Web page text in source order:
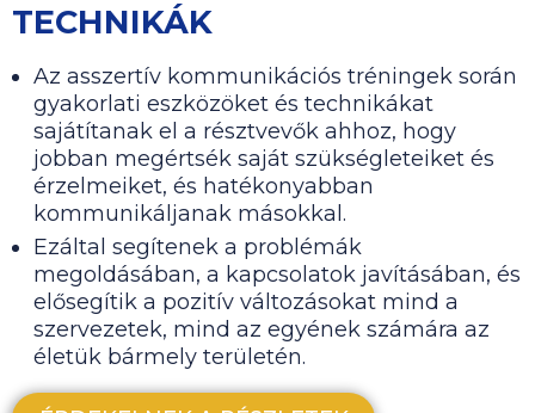
TECHNIKÁK
Az asszertív kommunikációs tréningek során
gyakorlati eszközöket és technikákat
sajátítanak el a résztvevők ahhoz, hogy
jobban megértsék saját szükségleteiket és
érzelmeiket, és hatékonyabban
kommunikáljanak másokkal.
Ezáltal segítenek a problémák
megoldásában, a kapcsolatok javításában, és
elősegítik a pozitív változásokat mind a
szervezetek, mind az egyének számára az
életük bármely területén.